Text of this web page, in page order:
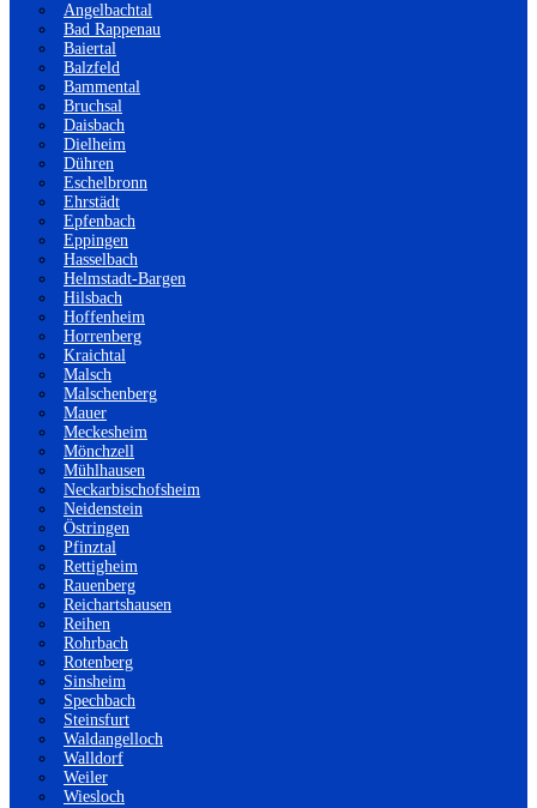
Angelbachtal
Bad Rappenau
Baiertal
Balzfeld
Bammental
Bruchsal
Daisbach
Dielheim
Dühren
Eschelbronn
Ehrstädt
Epfenbach
Eppingen
Hasselbach
Helmstadt-Bargen
Hilsbach
Hoffenheim
Horrenberg
Kraichtal
Malsch
Malschenberg
Mauer
Meckesheim
Mönchzell
Mühlhausen
Neckarbischofsheim
Neidenstein
Östringen
Pfinztal
Rettigheim
Rauenberg
Reichartshausen
Reihen
Rohrbach
Rotenberg
Sinsheim
Spechbach
Steinsfurt
Waldangelloch
Walldorf
Weiler
Wiesloch